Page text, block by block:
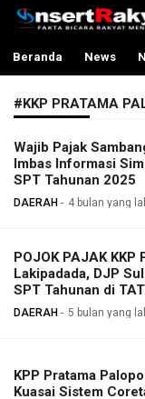
InsertRakyat.com
Fakta Bicara Rakyat
Beranda News
#KKP PRATAMA
Wajib Pajak
Imbas Informasi
SPT Tahunan 2025
DAERAH 4 bulan yang
POJOK PAJAK KKP
Lakipadada, DJP
SPT Tahunan di
DAERAH 5 bulan yang
KPP Pratama
Kuasai Sistem